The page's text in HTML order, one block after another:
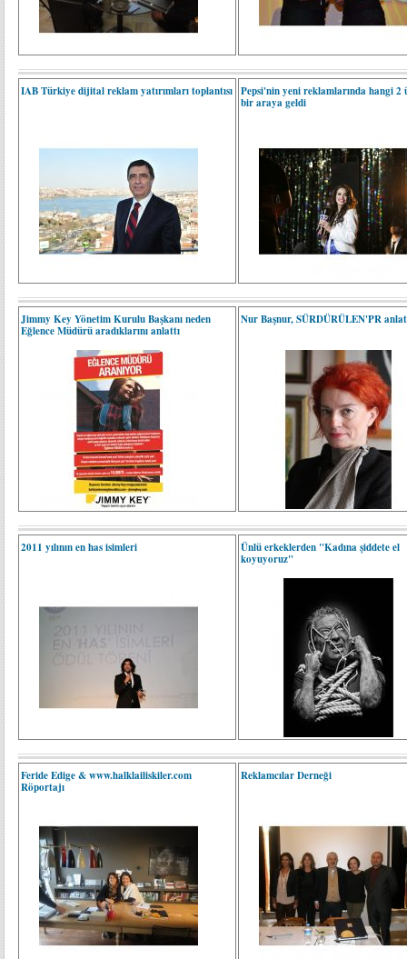
IAB Türkiye dijital reklam yatırımları toplantısı Pepsi'nin yeni reklamlarında hangi 2
bir araya geldi
Jimmy Key Yönetim Kurulu Başkanı neden
Eğlence Müdürü aradıklarını anlattı
Nur Başnur, SÜRDÜRÜLEN'PR
2011 yılının en has isimleri
Ünlü erkeklerden "Kadına şiddete el
koyuyoruz"
Feride Edige & www.halklailiskiler.com
Röportajı
Reklamcılar Derneği